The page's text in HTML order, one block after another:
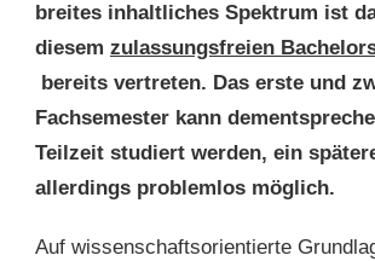
breites inhaltliches Spektrum ist
diesem zulassungsfreien
bereits vertreten. Das erste und
Fachsemester kann
Teilzeit studiert werden, ein
allerdings problemlos möglich.
Auf wissenschaftsorientierte